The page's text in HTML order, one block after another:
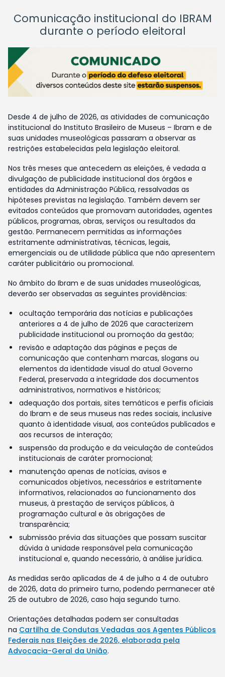
Comunicação institucional do IBRAM
durante o período eleitoral
Desde 4 de julho de 2026, as atividades de comunicação
institucional do Instituto Brasileiro de Museus – Ibram e de
suas unidades museológicas passaram a observar as
restrições estabelecidas pela legislação eleitoral.
Nos três meses que antecedem as eleições, é vedada a
divulgação de publicidade institucional dos órgãos e
entidades da Administração Pública, ressalvadas as
hipóteses previstas na legislação. Também devem ser
evitados conteúdos que promovam autoridades, agentes
públicos, programas, obras, serviços ou resultados da
gestão. Permanecem permitidas as informações
estritamente administrativas, técnicas, legais,
emergenciais ou de utilidade pública que não apresentem
caráter publicitário ou promocional.
No âmbito do Ibram e de suas unidades museológicas,
deverão ser observadas as seguintes providências:
ocultação temporária das notícias e publicações
anteriores a 4 de julho de 2026 que caracterizem
publicidade institucional ou promoção da gestão;
revisão e adaptação das páginas e peças de
comunicação que contenham marcas, slogans ou
elementos da identidade visual do atual Governo
Federal, preservada a integridade dos documentos
administrativos, normativos e históricos;
adequação dos portais, sites temáticos e perfis oficiais
do Ibram e de seus museus nas redes sociais, inclusive
quanto à identidade visual, aos conteúdos publicados e
aos recursos de interação;
suspensão da produção e da veiculação de conteúdos
institucionais de caráter promocional;
manutenção apenas de notícias, avisos e
comunicados objetivos, necessários e estritamente
informativos, relacionados ao funcionamento dos
museus, à prestação de serviços públicos, à
programação cultural e às obrigações de
transparência;
submissão prévia das situações que possam suscitar
dúvida à unidade responsável pela comunicação
institucional e, quando necessário, à análise jurídica.
As medidas serão aplicadas de 4 de julho a 4 de outubro
de 2026, data do primeiro turno, podendo permanecer até
25 de outubro de 2026, caso haja segundo turno.
Orientações detalhadas podem ser consultadas
na Cartilha de Condutas Vedadas aos Agentes Públicos
Federais nas Eleições de 2026, elaborada pela
Advocacia-Geral da União.